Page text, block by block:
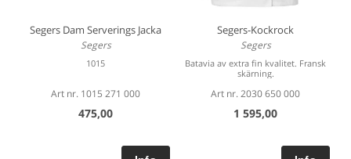
Segers Dam Serverings Jacka
Segers
1015
Art nr. 1015 271 000
475,00
Segers-Kockrock
Segers
Batavia av extra fin kvalitet. Fransk
skärning.
Art nr. 2030 650 000
1 595,00